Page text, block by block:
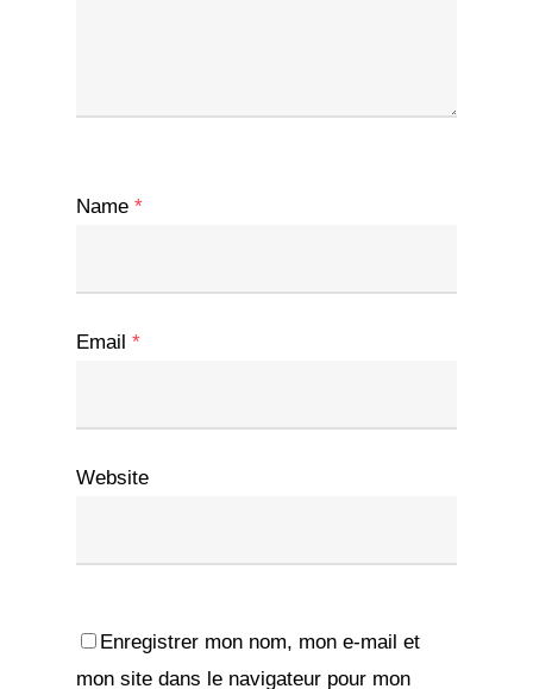
Name *
Email *
Website
Enregistrer mon nom, mon e-mail et
mon site dans le navigateur pour mon